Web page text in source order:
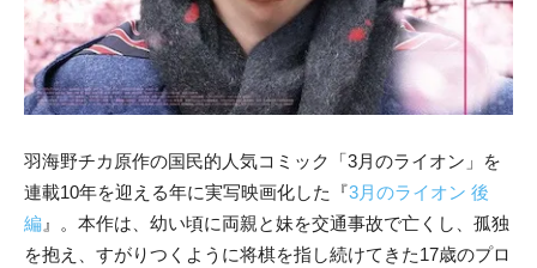
羽海野チカ原作の国民的人気コミック「3月のライオン」を
連載10年を迎える年に実写映画化した『3月のライオン 後
編 』。本作は、幼い頃に両親と妹を交通事故で亡くし、孤独
を抱え、すがりつくように将棋を指し続けてきた17歳のプロ